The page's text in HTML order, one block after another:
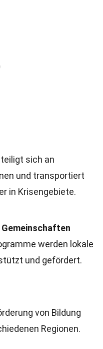
sich an
und transportiert
in Krisengebiete.
werden lokale
und gefördert.
von Bildung
Regionen.